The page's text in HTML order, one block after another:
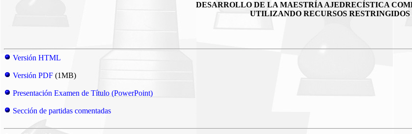
DESARROLLO DE LA MAESTRÍA AJEDRECÍSTICA
UTILIZANDO RECURSOS RESTRINGIDOS
Versión HTML
Versión PDF (1MB)
Presentación Examen de Título (PowerPoint)
Sección de partidas comentadas